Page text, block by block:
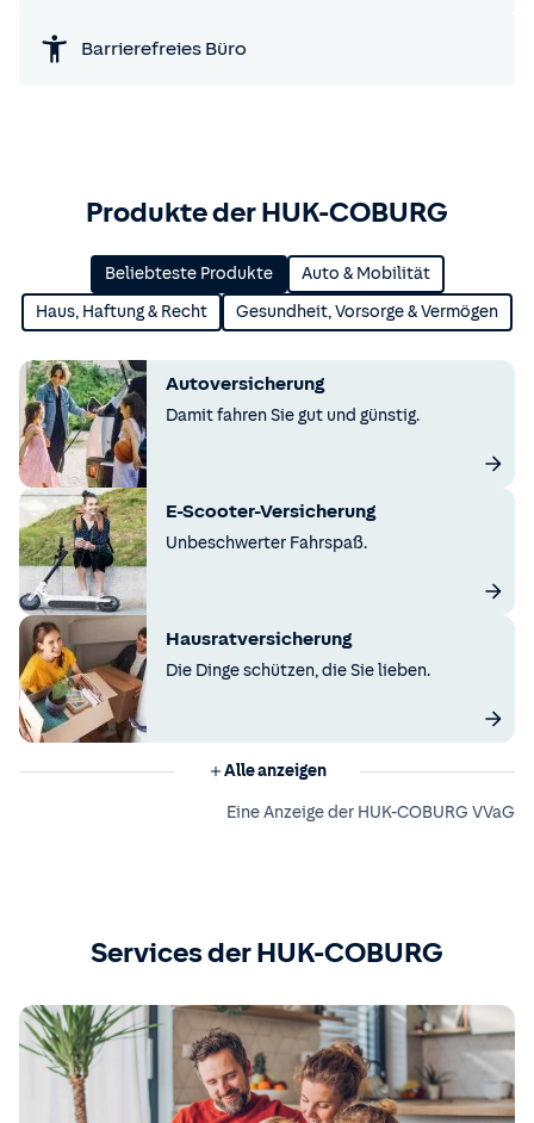
Barrierefreies Büro
Produkte der HUK-COBURG
Beliebteste Produkte Auto & Mobilität
Haus, Haftung & Recht Gesundheit, Vorsorge & Vermögen
Autoversicherung
Damit fahren Sie gut und günstig.
E-Scooter-Versicherung
Unbeschwerter Fahrspaß.
Hausratversicherung
Die Dinge schützen, die Sie lieben.
Alle anzeigen
Eine Anzeige der HUK-COBURG VVaG
Services der HUK-COBURG